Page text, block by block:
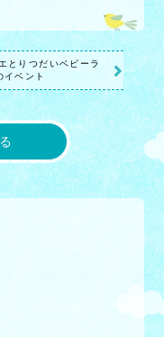
とりつだいベビーラ
イベント